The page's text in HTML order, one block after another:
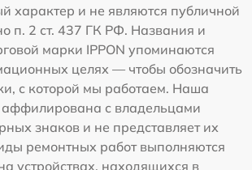
характер и не являются публичной
п. 2 ст. 437 ГК РФ. Названия и
марки IPPON упоминаются
целях — чтобы обозначить
с которой мы работаем. Наша
аффилирована с владельцами
знаков и не представляет их
ремонтных работ выполняются
устройствах, находящихся в